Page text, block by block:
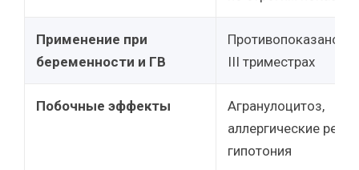
Применение при
беременности и ГВ
Противопоказано в
III триместрах
Побочные эффекты
Агранулоцитоз,
аллергические
гипотония